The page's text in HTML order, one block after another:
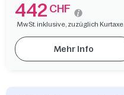
442 CHF
MwSt. inklusive, zuzüglich Kurtaxe.
Mehr Info